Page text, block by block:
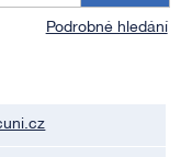
Podrobné hledání